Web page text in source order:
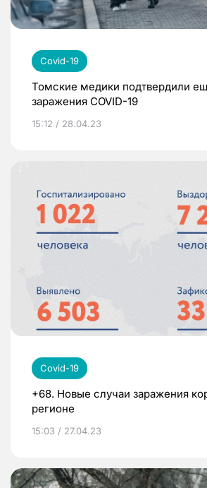
Covid-19
Томские медики подтвердили
заражения COVID-19
15:12 / 28.04.23
Covid-19
+68. Новые случаи заражения
регионе
15:03 / 27.04.23